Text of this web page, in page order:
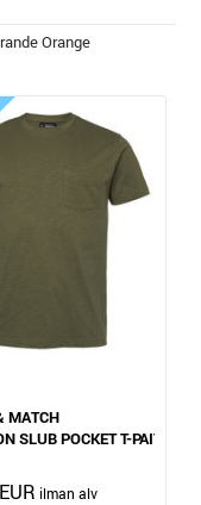
Orange
MATCH
SLUB POCKET T-PAITA